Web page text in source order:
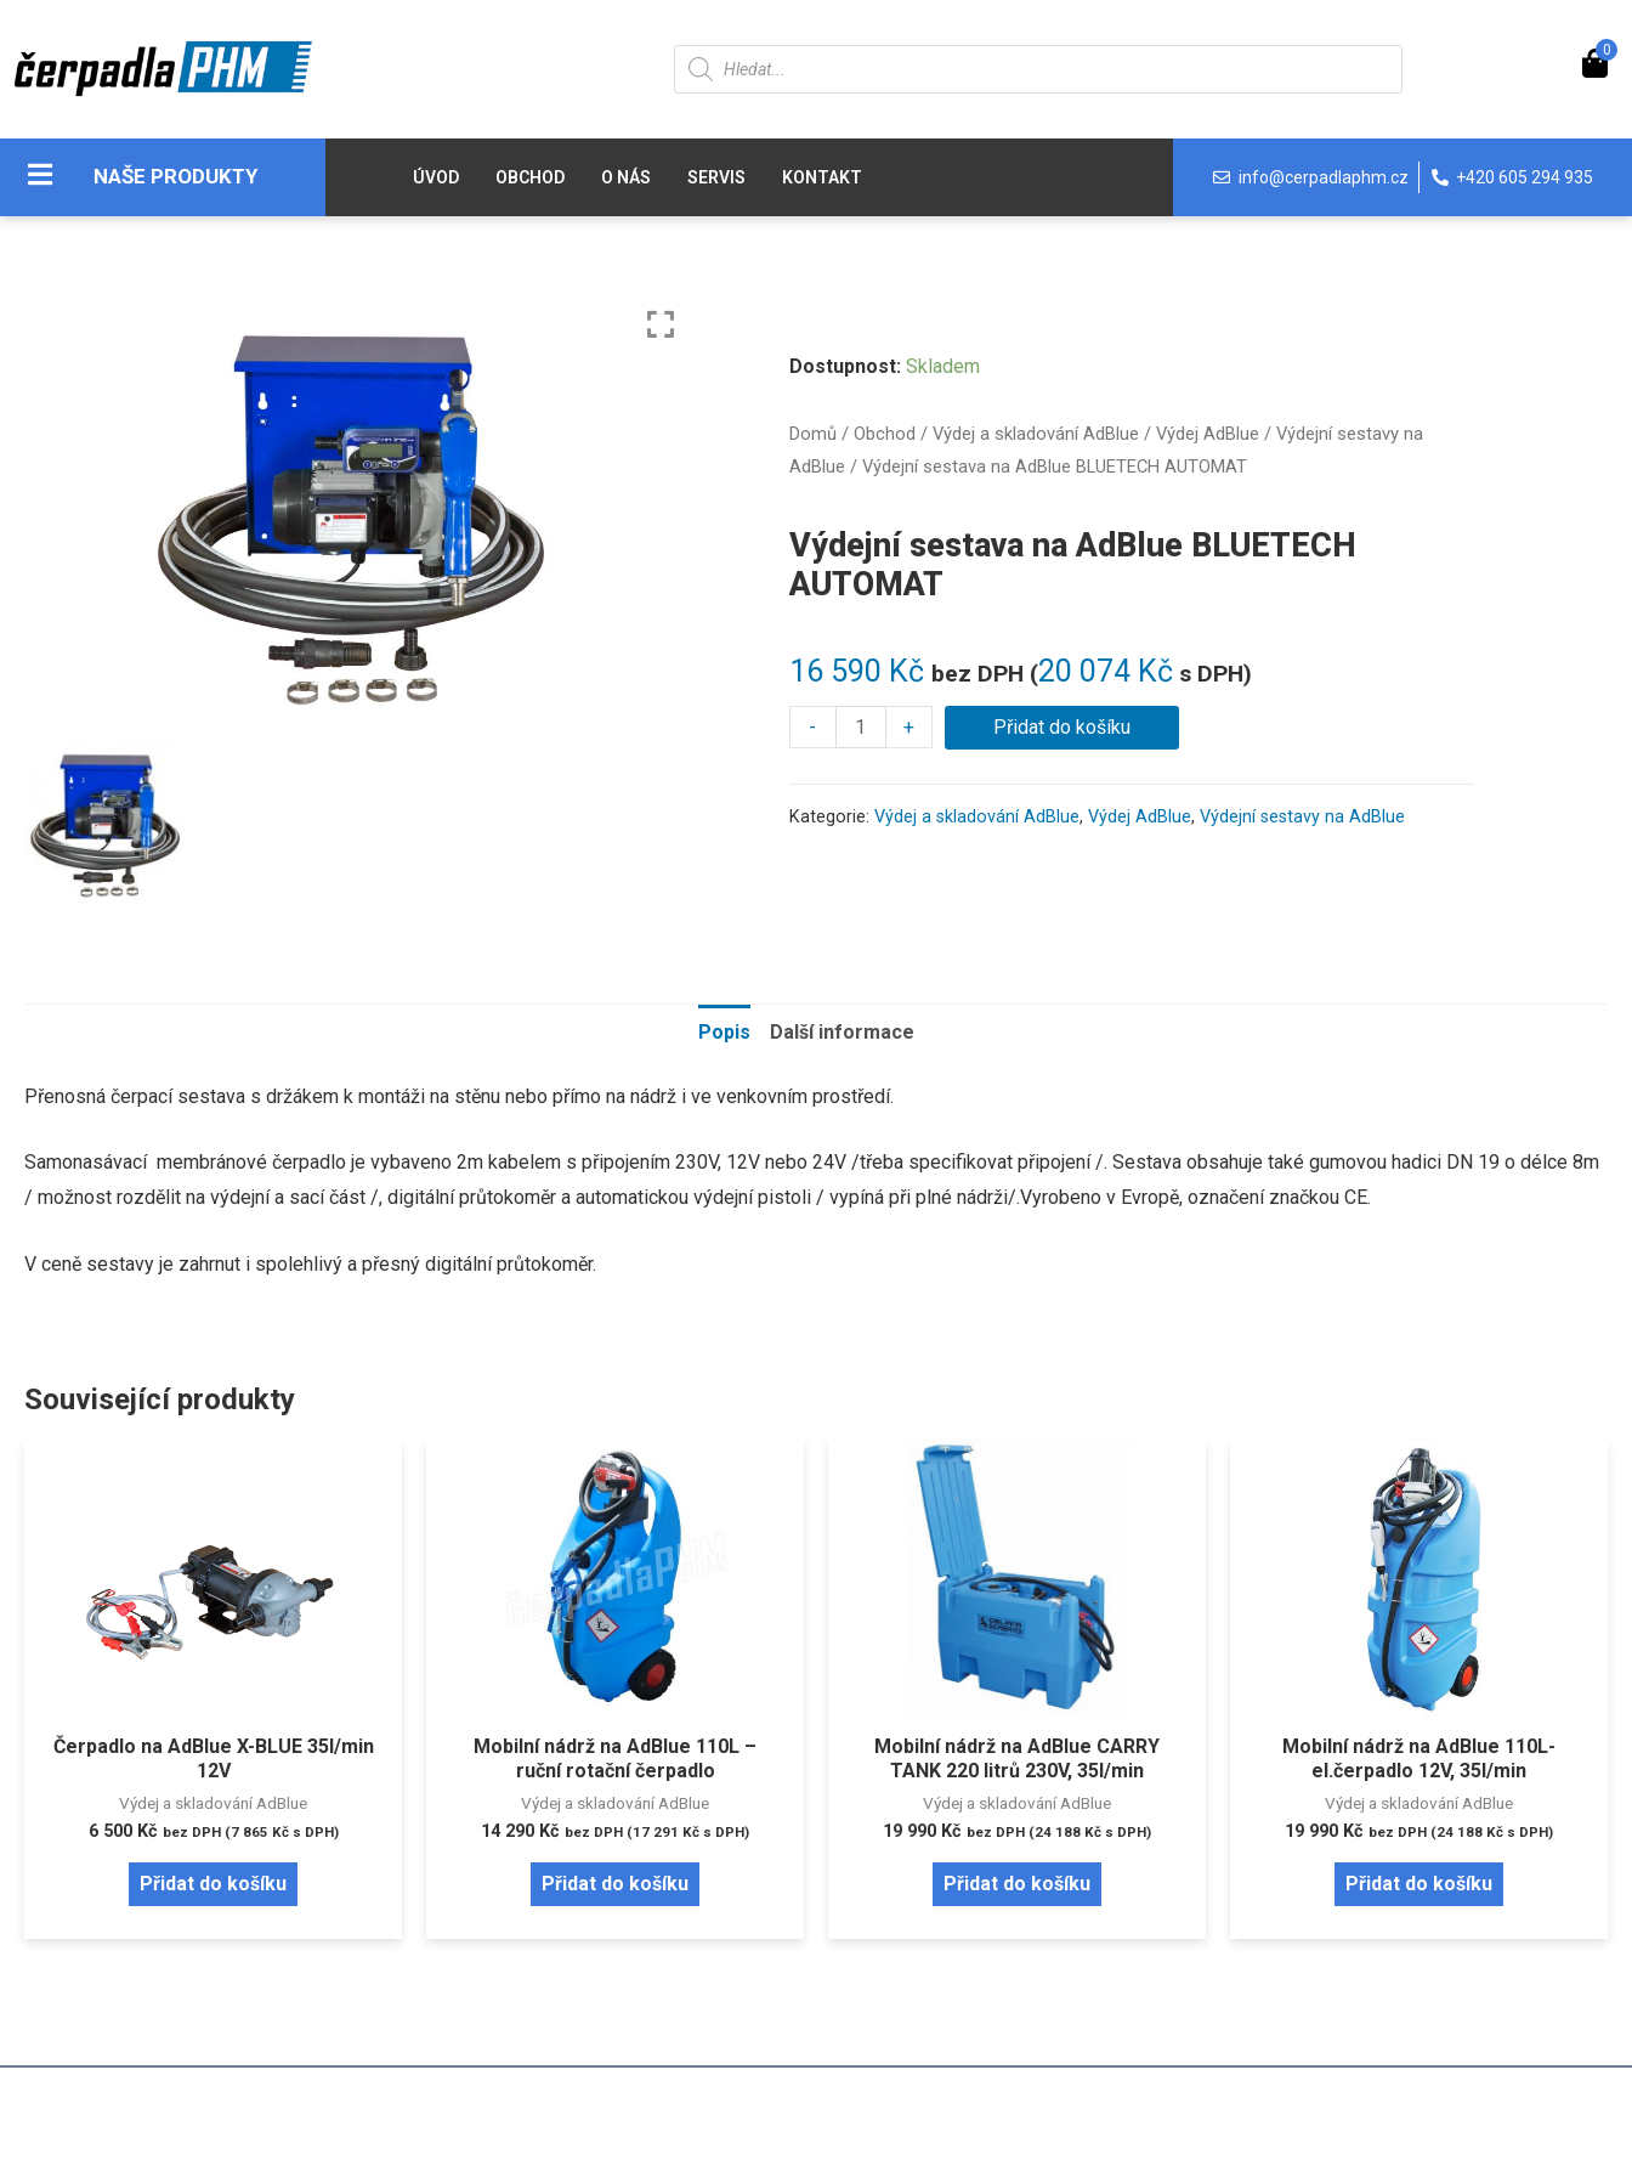
0
NAŠE PRODUKTY ÚVOD OBCHOD O NÁS SERVIS KONTAKT info@cerpadlaphm.cz +420 605 294 935
Domů / Obchod / Výdej a skladování AdBlue / Výdej AdBlue / Výdejní sestavy na
AdBlue / Výdejní sestava na AdBlue BLUETECH AUTOMAT
Výdejní sestava na AdBlue BLUETECH
AUTOMAT
16 590 Kč bez DPH (20 074 Kčs DPH)
Dostupnost: Skladem
- + Přidat do košíku
Kategorie: Výdej a skladování AdBlue, Výdej AdBlue, Výdejní sestavy na AdBlue
Popis Další informace
Přenosná čerpací sestava s držákem k montáži na stěnu nebo přímo na nádrž i ve venkovním prostředí.
Samonasávacímembránové čerpadlo je vybaveno 2m kabelem s připojením 230V, 12V nebo 24V /třeba specifikovat připojení /. Sestava obsahuje také gumovou hadici DN 19 o délce 8m
/ možnost rozdělit na výdejní a sací část /, digitální průtokoměr a automatickou výdejní pistoli / vypíná při plné nádrži/.Vyrobeno v Evropě, označení značkou CE.
V ceně sestavy je zahrnut i spolehlivý a přesný digitální průtokoměr.
Související produkty
Čerpadlo na AdBlue X-BLUE 35l/min
12V
Výdej a skladování AdBlue
6 500 Kč bez DPH (7 865 Kčs DPH)
Přidat do košíku
Mobilní nádrž na AdBlue 110L –
ruční rotační čerpadlo
Výdej a skladování AdBlue
14 290 Kč bez DPH (17 291 Kč s DPH)
Přidat do košíku
Mobilní nádrž na AdBlue CARRY
TANK 220 litrů 230V, 35l/min
Výdej a skladování AdBlue
19 990 Kč bez DPH (24 188 Kč s DPH)
Přidat do košíku
Mobilní nádrž na AdBlue 110L-
el.čerpadlo 12V, 35l/min
Výdej a skladování AdBlue
19 990 Kč bez DPH (24 188 Kč s DPH)
Přidat do košíku